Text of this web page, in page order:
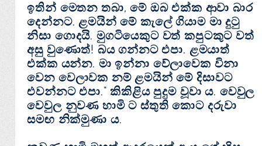
ඉතින් මෙතන තබා, මේ ඔබ එක්‌ක ආවා බාර
දෙන්නට. ළමයින් මේ කැලේ ගියාම මා දුටු
නිසා ගොදයි. මුගටියෙකුට වත් කපුටකුට වත්
අසු වුණොත්! බය ගන්නට එපා. ළමයාත්
එක්‌ක යන්න. මා ඉන්නා වේලාවෙක විනා
වෙන වෙලාවක නම් ළමයින් මේ දිසාවට
එවන්නට එපා." කිකිළිය පුදුම වූවා ය. වෙවුල
වෙවුල නුවණ හාමි ට ස්‌තුති කොට දරුවා
සමඟ නික්‌මුණා ය.